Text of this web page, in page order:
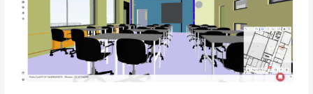
con
Bimsync
proyecto